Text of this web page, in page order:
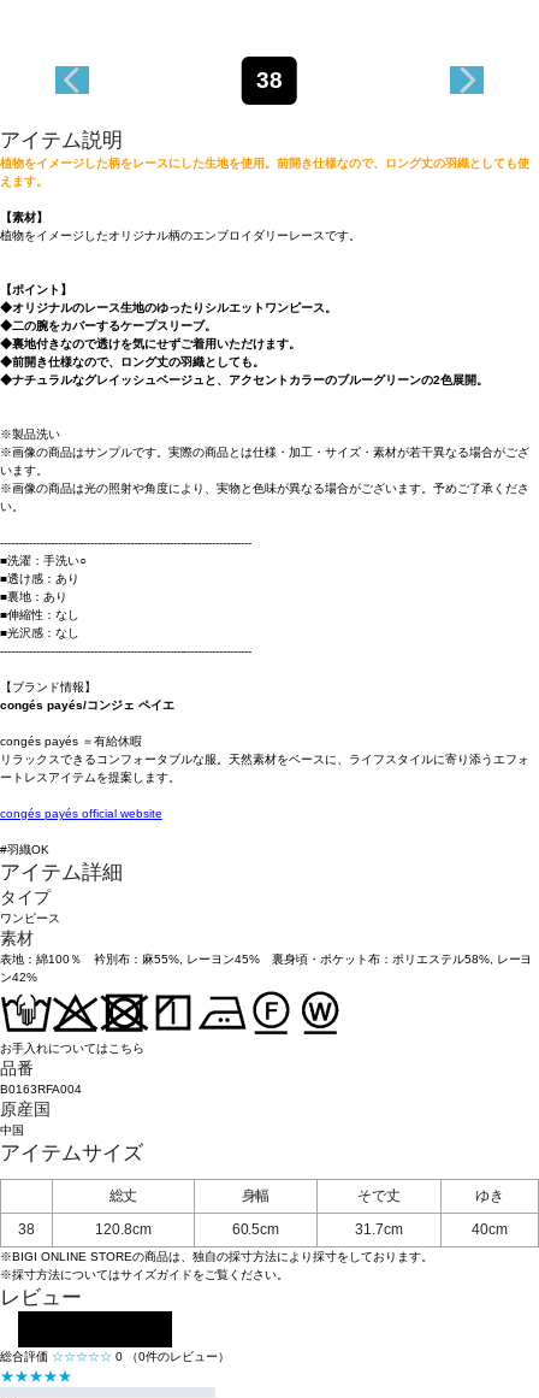
38
アイテム説明
植物をイメージした柄をレースにした生地を使用。前開き仕様なので、ロング丈の羽織としても使
えます。
【素材】
植物をイメージしたオリジナル柄のエンブロイダリーレースです。
【ポイント】
◆オリジナルのレース生地のゆったりシルエットワンピース。
◆二の腕をカバーするケープスリーブ。
◆裏地付きなので透けを気にせずご着用いただけます。
◆前開き仕様なので、ロング丈の羽織としても。
◆ナチュラルなグレイッシュベージュと、アクセントカラーのブルーグリーンの2色展開。
※製品洗い
※画像の商品はサンプルです。実際の商品とは仕様・加工・サイズ・素材が若干異なる場合がござ
います。
※画像の商品は光の照射や角度により、実物と色味が異なる場合がございます。予めご了承くださ
い。
----------------------------------------------------------------------
■洗濯：手洗い○
■透け感：あり
■裏地：あり
■伸縮性：なし
■光沢感：なし
----------------------------------------------------------------------
【ブランド情報】
congés payés/コンジェ ペイエ
congés payés ＝有給休暇
リラックスできるコンフォータブルな服。天然素材をベースに、ライフスタイルに寄り添うエフォ
ートレスアイテムを提案します。
congés payés official website
#羽織OK
アイテム詳細
タイプ
ワンピース
素材
表地：綿100％ 衿別布：麻55%, レーヨン45% 裏身頃・ポケット布：ポリエステル58%, レーヨ
ン42%
お手入れについてはこちら
品番
B0163RFA004
原産国
中国
アイテムサイズ
総丈 身幅 そで丈
ゆき
38
120.8cm 60.5cm 31.7cm 40cm
※BIGI ONLINE STOREの商品は、独自の採寸方法により採寸をしております。
※採寸方法についてはサイズガイドをご覧ください。
レビュー
総合評価 ☆☆☆☆☆ 0 （0件のレビュー）
★★★★★